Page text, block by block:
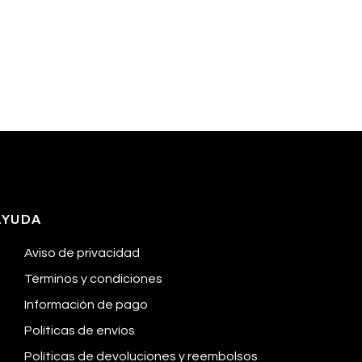
Aviso de privacidad
Términos y condiciones
Información de pago
Políticas de envíos
Políticas de devoluciones y reembolsos